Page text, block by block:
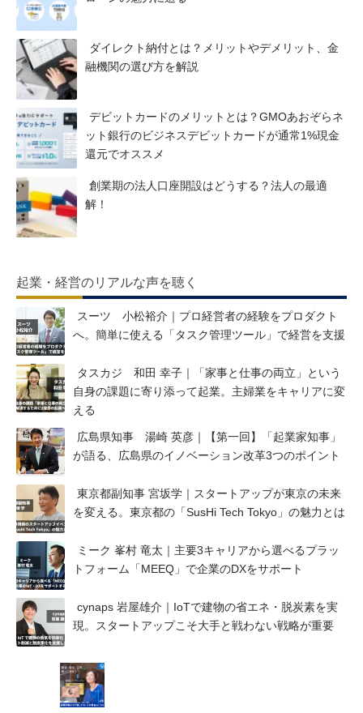
ダイレクト納付とは？メリットやデメリット、金
融機関の選び方を解説
デビットカードのメリットとは？GMOあおぞらネ
ット銀行のビジネスデビットカードが通常1%現金
還元でオススメ
創業期の法人口座開設はどうする？法人の最適
解！
起業・経営のリアルな声を聴く
スーツ 小松裕介｜プロ経営者の経験をプロダクト
へ。簡単に使える「タスク管理ツール」で経営を支援
タスカジ 和田 幸子｜「家事と仕事の両立」という
自身の課題に寄り添って起業。主婦業をキャリアに変
える
広島県知事 湯崎 英彦｜【第一回】「起業家知事」
が語る、広島県のイノベーション改革3つのポイント
東京都副知事 宮坂学｜スタートアップが東京の未来
を変える。東京都の「SusHi Tech Tokyo」の魅力とは
ミーク 峯村 竜太｜主要3キャリアから選べるプラッ
トフォーム「MEEQ」で企業のDXをサポート
cynaps 岩屋雄介｜IoTで建物の省エネ・脱炭素を実
現。スタートアップこそ大手と戦わない戦略が重要